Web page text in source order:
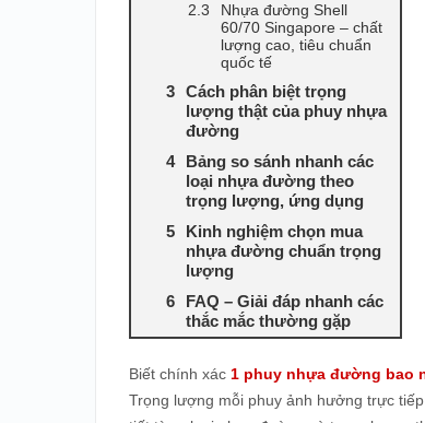
Nhựa đường Shell
60/70 Singapore – chất
lượng cao, tiêu chuẩn
quốc tế
Cách phân biệt trọng
lượng thật của phuy nhựa
đường
Bảng so sánh nhanh các
loại nhựa đường theo
trọng lượng, ứng dụng
Kinh nghiệm chọn mua
nhựa đường chuẩn trọng
lượng
FAQ – Giải đáp nhanh các
thắc mắc thường gặp
Biết chính xác 1 phuy nhựa đường bao
Trọng lượng mỗi phuy ảnh hưởng trực